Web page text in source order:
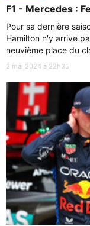
F1 - Mercedes :
Pour sa dernière
Hamilton n'y arrive
neuvième place du
2 mai 2024 à 22h35